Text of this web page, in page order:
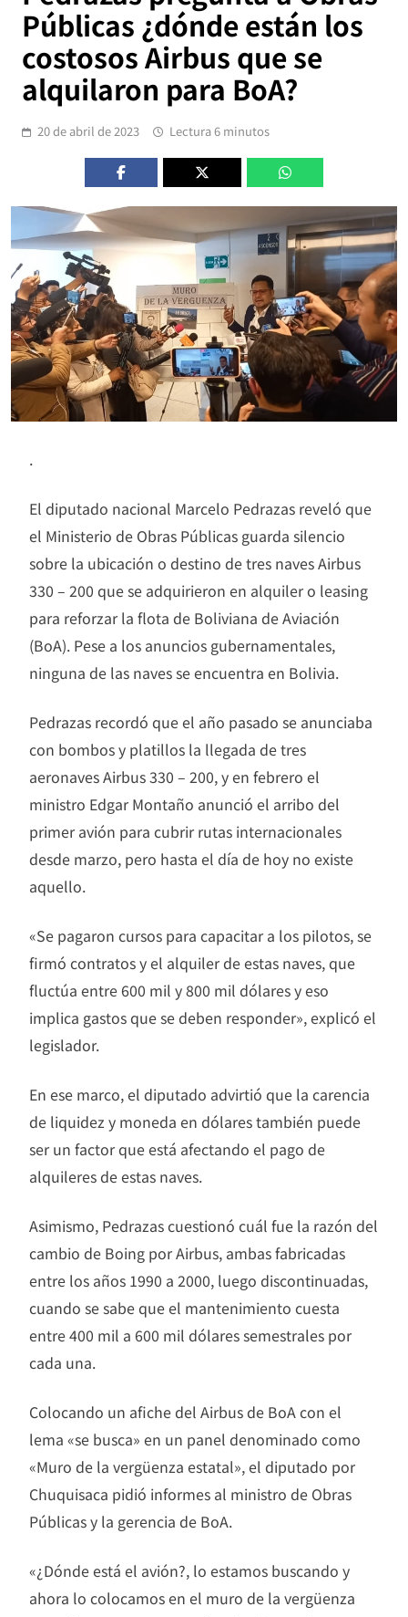
Públicas ¿dónde están los
costosos Airbus que se
alquilaron para BoA?
20 de abril de 2023 Lectura 6 minutos
.
El diputado nacional Marcelo Pedrazas reveló que
el Ministerio de Obras Públicas guarda silencio
sobre la ubicación o destino de tres naves Airbus
330 – 200 que se adquirieron en alquiler o leasing
para reforzar la flota de Boliviana de Aviación
(BoA). Pese a los anuncios gubernamentales,
ninguna de las naves se encuentra en Bolivia.
Pedrazas recordó que el año pasado se anunciaba
con bombos y platillos la llegada de tres
aeronaves Airbus 330 – 200, y en febrero el
ministro Edgar Montaño anunció el arribo del
primer avión para cubrir rutas internacionales
desde marzo, pero hasta el día de hoy no existe
aquello.
«Se pagaron cursos para capacitar a los pilotos, se
firmó contratos y el alquiler de estas naves, que
fluctúa entre 600 mil y 800 mil dólares y eso
implica gastos que se deben responder», explicó el
legislador.
En ese marco, el diputado advirtió que la carencia
de liquidez y moneda en dólares también puede
ser un factor que está afectando el pago de
alquileres de estas naves.
Asimismo, Pedrazas cuestionó cuál fue la razón del
cambio de Boing por Airbus, ambas fabricadas
entre los años 1990 a 2000, luego discontinuadas,
cuando se sabe que el mantenimiento cuesta
entre 400 mil a 600 mil dólares semestrales por
cada una.
Colocando un afiche del Airbus de BoA con el
lema «se busca» en un panel denominado como
«Muro de la vergüenza estatal», el diputado por
Chuquisaca pidió informes al ministro de Obras
Públicas y la gerencia de BoA.
«¿Dónde está el avión?, lo estamos buscando y
ahora lo colocamos en el muro de la vergüenza